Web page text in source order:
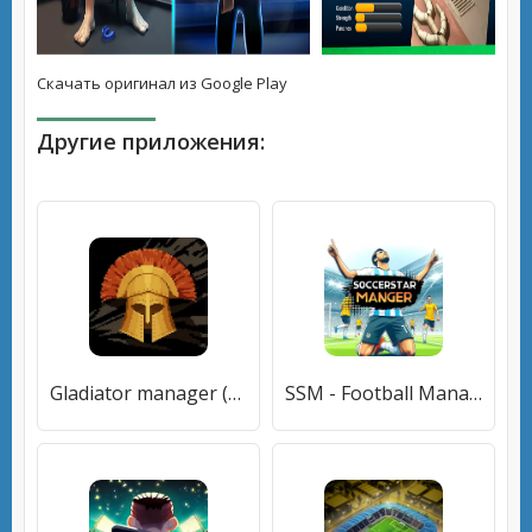
Скачать оригинал из Google Play
Другие приложения:
Gladiator manager (Гладиатор менеджер) [МОД Premium] APK Android SSM - Football Manager Game (ССМ) [МОД Premium] APK Android